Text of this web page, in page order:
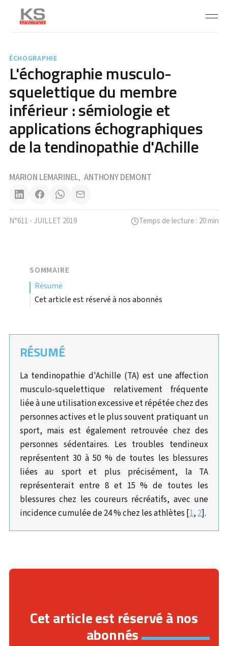
ÉCHOGRAPHIE
L'échographie musculo-
squelettique du membre
inférieur : sémiologie et
applications échographiques
de la tendinopathie d'Achille
MARION LEMARINEL,ANTHONY DEMONT
N°611 - JUILLET 2019 Temps de lecture : 20 min
SOMMAIRE
résumé
Cet article est réservé à nos abonnés
RÉSUMÉ
La tendinopathie d'Achille (TA) est une affection
musculo-squelettique relativement fréquente
liée à une utilisation excessive et répétée chez des
personnes actives et le plus souvent pratiquant un
sport, mais est également retrouvée chez des
personnes sédentaires. Les troubles tendineux
représentent 30 à 50 % de toutes les blessures
liées au sport et plus précisément, la TA
représenterait entre 8 et 15 % de toutes les
blessures chez les coureurs récréatifs, avec une
incidence cumulée de 24 % chez les athlètes [1,2].
Cet article est réservé à nos
abonnés